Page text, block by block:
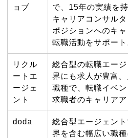
ョブ
で、 15年の実績を
キャリアコンサル
ポジションへのキ
転職活動をサポート
リクル
ートエ
ージェ
ント
総合型の転職エー
界にも求人が豊富
職種で、転職イベ
求職者のキャリアア
doda
総合型エージェン
界を含む幅広い職